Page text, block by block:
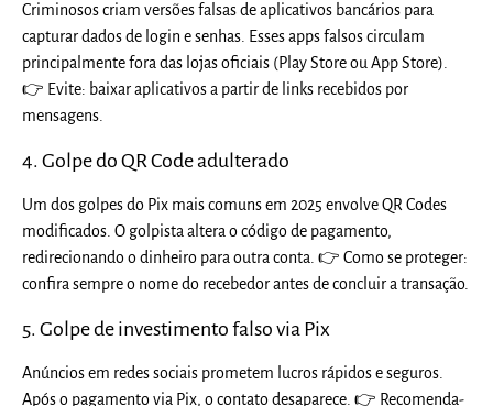
Criminosos criam versões falsas de aplicativos bancários para
capturar dados de login e senhas. Esses apps falsos circulam
principalmente fora das lojas oficiais (Play Store ou App Store).
👉 Evite: baixar aplicativos a partir de links recebidos por
mensagens.
4. Golpe do QR Code adulterado
Um dos golpes do Pix mais comuns em 2025 envolve QR Codes
modificados. O golpista altera o código de pagamento,
redirecionando o dinheiro para outra conta. 👉 Como se proteger:
confira sempre o nome do recebedor antes de concluir a transação.
5. Golpe de investimento falso via Pix
Anúncios em redes sociais prometem lucros rápidos e seguros.
Após o pagamento via Pix, o contato desaparece. 👉 Recomenda-